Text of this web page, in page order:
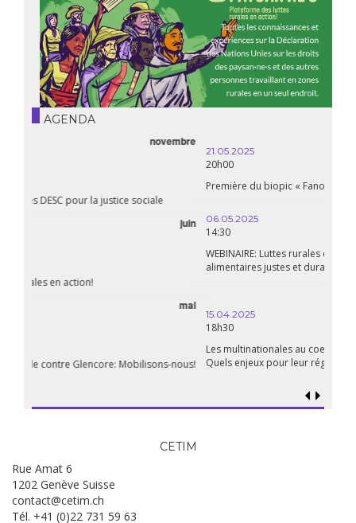
AGENDA
WEBINAIRE: Luttes rurales en action. Pour des systèmes
Les multinationales au coeur d’un nouvel âge de l’impérialisme.
Quels enjeux pour leur régulation ?
CETIM
Rue Amat 6
1202 Genève Suisse
contact@cetim.ch
Tél. +41 (0)22 731 59 63